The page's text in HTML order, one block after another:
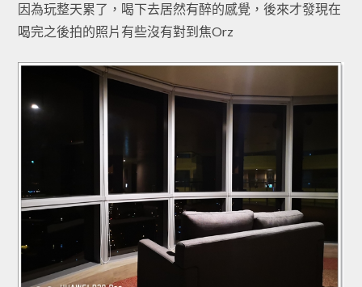
因為玩整天累了，喝下去居然有醉的感覺，後來才發現在
喝完之後拍的照片有些沒有對到焦Orz